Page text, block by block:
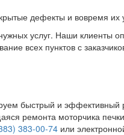
дефекты и вовремя их
услуг. Наши клиенты
всех пунктов с
быстрый и эффективный
ремонта моторчика
383-00-74или